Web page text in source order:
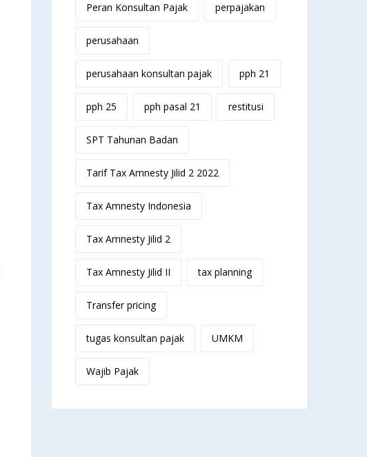
Peran Konsultan Pajak perpajakan
perusahaan
perusahaan konsultan pajak pph 21
pph 25 pph pasal 21 restitusi
SPT Tahunan Badan
Tarif Tax Amnesty Jilid 2 2022
Tax Amnesty Indonesia
Tax Amnesty Jilid 2
Tax Amnesty Jilid II tax planning
Transfer pricing
tugas konsultan pajak UMKM
Wajib Pajak